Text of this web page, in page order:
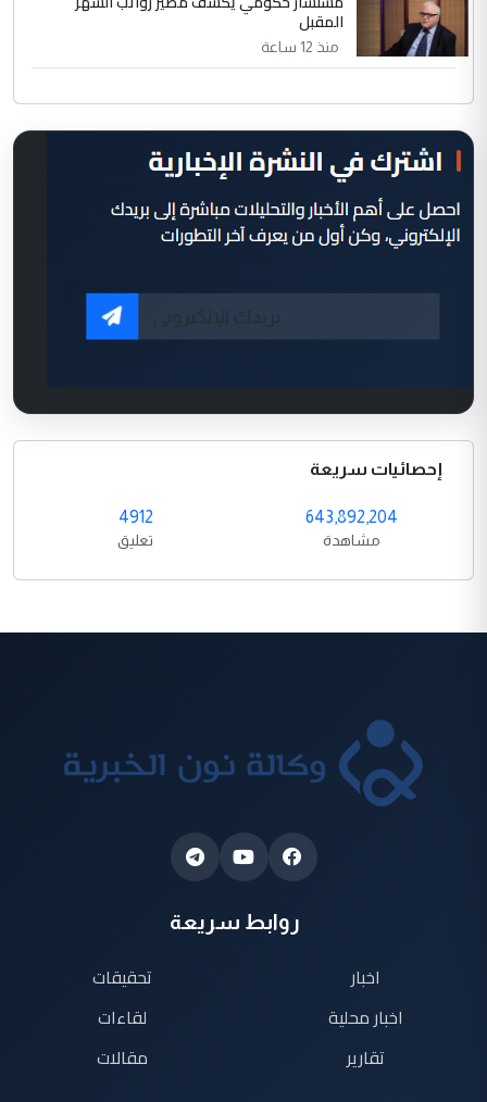
المقبل
منذ 12 ساعة
إحصائيات سريعة
643,892,204
مشاهدة
4912
تعليق
روابط سريعة
اخبار
اخبار محلية
تقارير
تحقيقات
لقاءات
مقالات